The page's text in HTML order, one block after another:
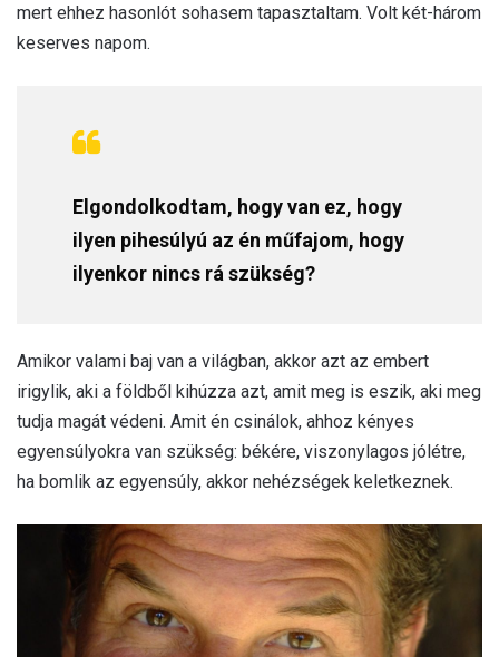
mert ehhez hasonlót sohasem tapasztaltam. Volt két-három
keserves napom.
Elgondolkodtam, hogy van ez, hogy
ilyen pihesúlyú az én műfajom, hogy
ilyenkor nincs rá szükség?
Amikor valami baj van a világban, akkor azt az embert
irigylik, aki a földből kihúzza azt, amit meg is eszik, aki meg
tudja magát védeni. Amit én csinálok, ahhoz kényes
egyensúlyokra van szükség: békére, viszonylagos jólétre,
ha bomlik az egyensúly, akkor nehézségek keletkeznek.